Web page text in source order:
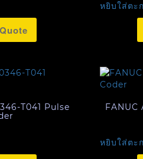
หยิบใส่ตะ
T041 Pulse
FANUC
หยิบใส่ตะ